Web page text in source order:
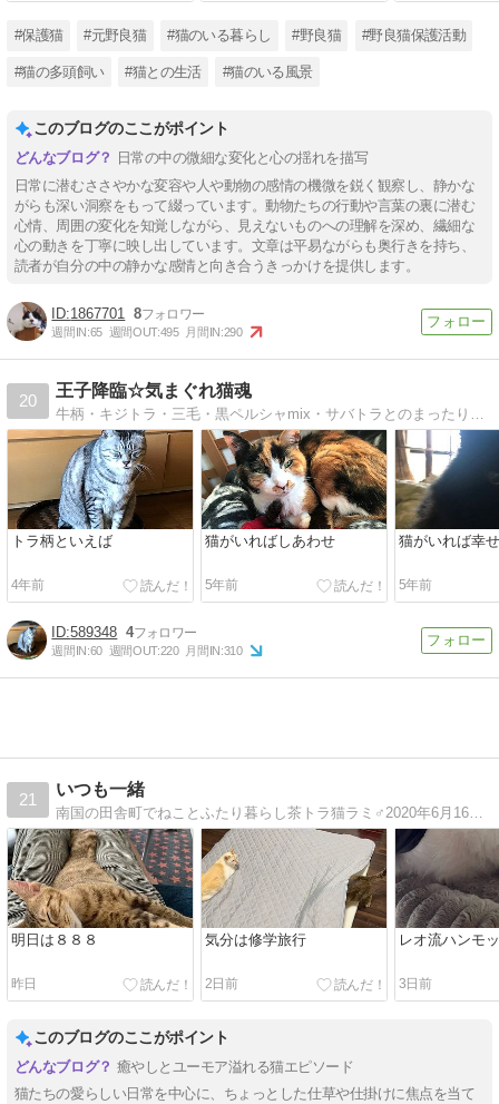
#保護猫 #元野良猫 #猫のいる暮らし #野良猫 #野良猫保護活動
#猫の多頭飼い #猫との生活 #猫のいる風景
このブログのここがポイント
日常の中の微細な変化と心の揺れを描写
日常に潜むささやかな変容や人や動物の感情の機微を鋭く観察し、静かな
がらも深い洞察をもって綴っています。動物たちの行動や言葉の裏に潜む
心情、周囲の変化を知覚しながら、見えないものへの理解を深め、繊細な
心の動きを丁寧に映し出しています。文章は平易ながらも奥行きを持ち、
読者が自分の中の静かな感情と向き合うきっかけを提供します。
1867701 8
週間IN:65 週間OUT:495 月間IN:290
20
王子降臨☆気まぐれ猫魂
牛柄・キジトラ・三毛・黒ペルシャmix・サバトラとのまったり生活。A cat has 9 lives。猫魂は永遠なり
トラ柄といえば
4年前
猫がいればしあわせ
5年前
猫がいれば幸せ
5年前
589348 4
週間IN:60 週間OUT:220 月間IN:310
21
いつも一緒
南国の田舎町でねことふたり暮らし茶トラ猫ラミ♂2020年6月16日 10才半でお空へお引越しキジトラ猫ルーク♂2020年8月8日 4ヶ月で保護猫からうちの子になりました
明日は８８８
昨日
気分は修学旅行
2日前
レオ流ハンモ
3日前
このブログのここがポイント
癒やしとユーモア溢れる猫エピソード
猫たちの愛らしい日常を中心に、ちょっとした仕草や仕掛けに焦点を当て